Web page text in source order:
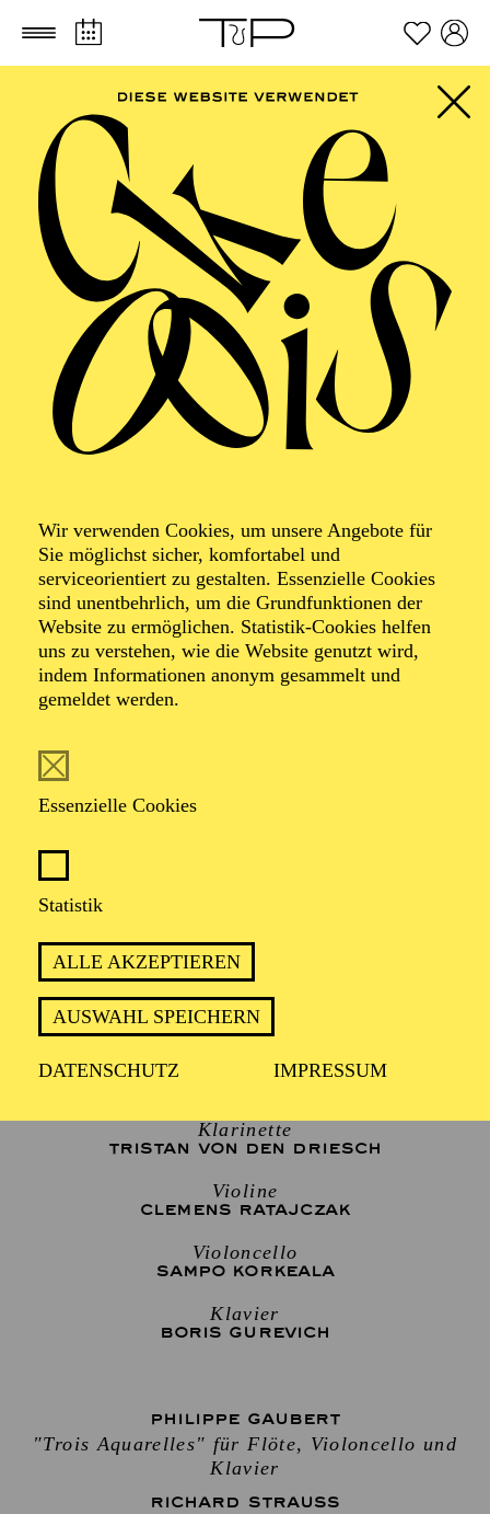
Zum Hauptinhalt springen Zum Footer springen
Wir verwenden Cookies, um unsere Angebote für
Sie möglichst sicher, komfortabel und
serviceorientiert zu gestalten. Essenzielle Cookies
sind unentbehrlich, um die Grundfunktionen der
Website zu ermöglichen. Statistik-Cookies helfen
uns zu verstehen, wie die Website genutzt wird,
indem Informationen anonym gesammelt und
gemeldet werden.
Essenzielle Cookies
Statistik
ALLE AKZEPTIEREN
AUSWAHL SPEICHERN
DATENSCHUTZ IMPRESSUM
ESSENER
PHILHARMONIKER
Aquarelles
Werke von Carl Frühling, Maurice Ravel, Philippe
Gaubert, Richard Strauss
2 Stunden, inkl. Pause
Klarinette
TRISTAN VON DEN DRIESCH
Violine
CLEMENS RATAJCZAK
Violoncello
SAMPO KORKEALA
Klavier
BORIS GUREVICH
PHILIPPE GAUBERT
"Trois Aquarelles" für Flöte, Violoncello und
Klavier
RICHARD STRAUSS